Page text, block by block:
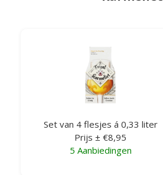
Set van 4 flesjes á 0,33 liter
Prijs ± €8,95
5 Aanbiedingen